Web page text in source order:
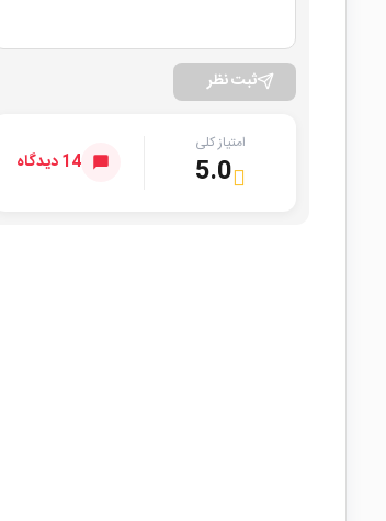
ثبت نظر
امتیاز کلی
5.0 14 دیدگاه